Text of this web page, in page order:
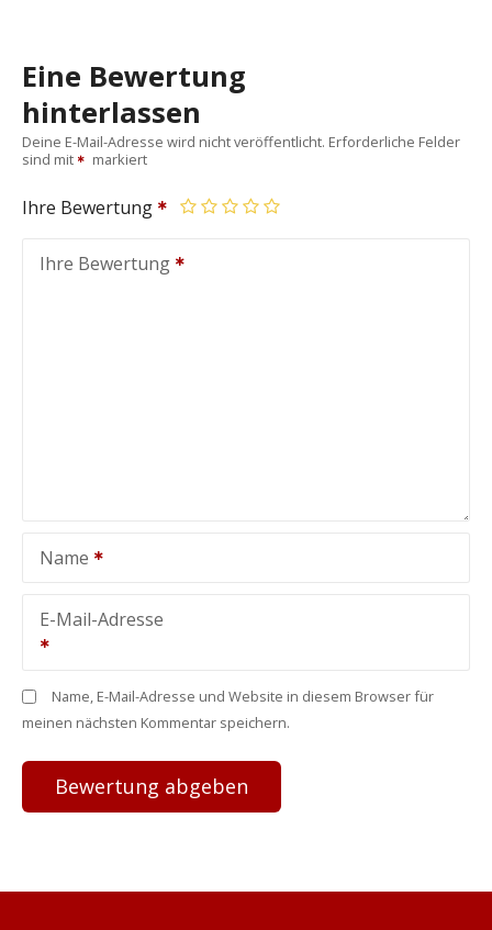
Eine Bewertung
hinterlassen
Deine E-Mail-Adresse wird nicht veröffentlicht. Erforderliche Felder
sind mit
markiert
Ihre Bewertung
Ihre Bewertung
Name
E-Mail-Adresse
Name, E-Mail-Adresse und Website in diesem Browser für
meinen nächsten Kommentar speichern.